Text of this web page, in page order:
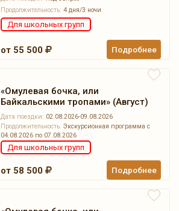
Продолжительность: 4 дня/3 ночи
Для школьных групп
от 55 500 Подробнее
«Омулевая бочка, или
Байкальскими тропами» (Август)
Дата поездки: 02.08.2026-09.08.2026
Продолжительность: Экскурсионная программа с
04.08.2026 по 07.08.2026
Для школьных групп
от 58 500 Подробнее